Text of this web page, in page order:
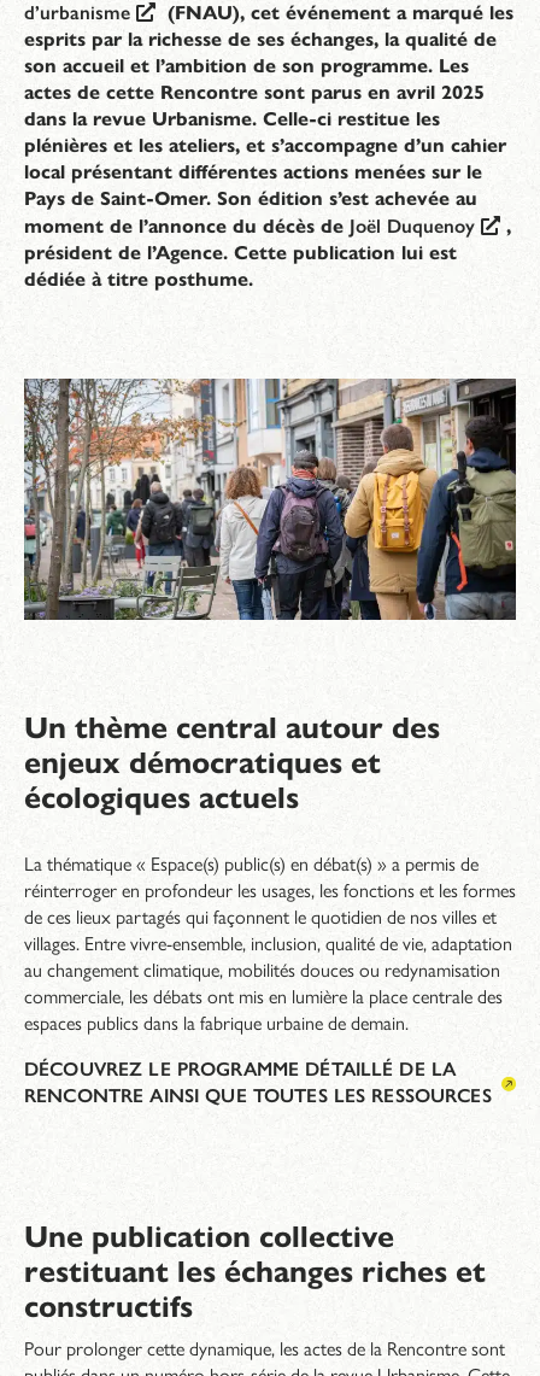
d’urbanisme
(FNAU), cet événement a marqué les
esprits par la richesse de ses échanges, la qualité de
son accueil et l’ambition de son programme. Les
actes de cette Rencontre sont parus en avril 2025
dans la revue Urbanisme. Celle-ci restitue les
plénières et les ateliers, et s’accompagne d’un cahier
local présentant différentes actions menées sur le
Pays de Saint-Omer. Son édition s’est achevée au
moment de l’annonce du décès de Joël Duquenoy
,
président de l’Agence. Cette publication lui est
dédiée à titre posthume.
Un thème central autour des
enjeux démocratiques et
écologiques actuels
La thématique « Espace(s) public(s) en débat(s) » a permis de
réinterroger en profondeur les usages, les fonctions et les formes
de ces lieux partagés qui façonnent le quotidien de nos villes et
villages. Entre vivre-ensemble, inclusion, qualité de vie, adaptation
au changement climatique, mobilités douces ou redynamisation
commerciale, les débats ont mis en lumière la place centrale des
espaces publics dans la fabrique urbaine de demain.
DÉCOUVREZ LE PROGRAMME DÉTAILLÉ DE LA
RENCONTRE AINSI QUE TOUTES LES RESSOURCES
Une publication collective
restituant les échanges riches et
constructifs
Pour prolonger cette dynamique, les actes de la Rencontre sont